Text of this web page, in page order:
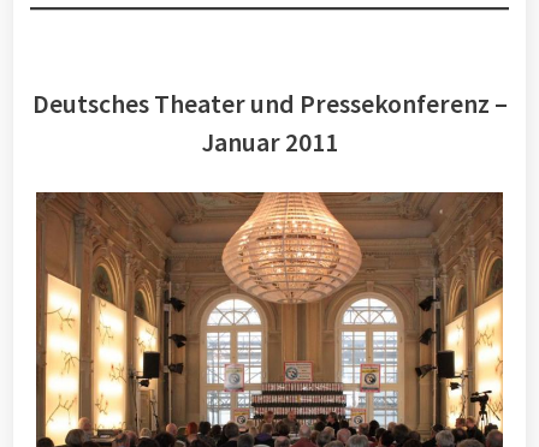
Deutsches Theater und Pressekonferenz –
Januar 2011